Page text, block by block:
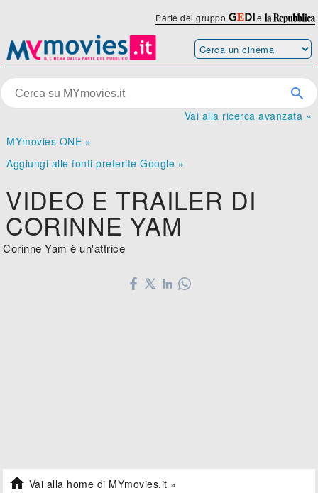
Parte del gruppo e
Vai alla ricerca avanzata »
MYmovies ONE »
Aggiungi alle fonti preferite Google »
VIDEO E TRAILER DI
CORINNE YAM
Corinne Yam è un'attrice
 Vai alla home di MYmovies.it »